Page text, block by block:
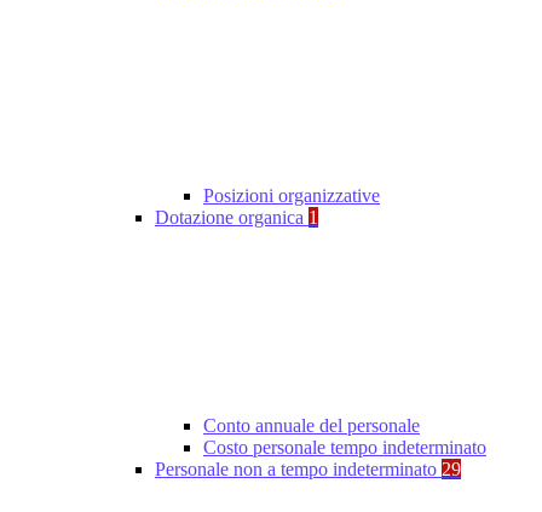
Posizioni organizzative
Dotazione organica 1
Conto annuale del personale
Costo personale tempo indeterminato
Personale non a tempo indeterminato 29